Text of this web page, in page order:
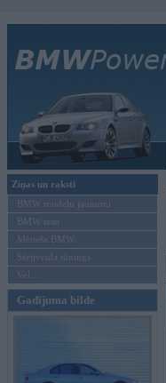
Ziņas un raksti
BMW modeļu jaunumi
BMW testi
Mēneša BMW
Sērijveida tūnings
Vel...
Gadījuma bilde